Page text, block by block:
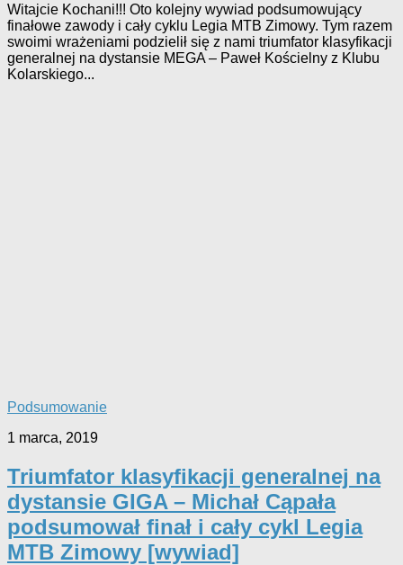
Witajcie Kochani!!! Oto kolejny wywiad podsumowujący
finałowe zawody i cały cyklu Legia MTB Zimowy. Tym razem
swoimi wrażeniami podzielił się z nami triumfator klasyfikacji
generalnej na dystansie MEGA – Paweł Kościelny z Klubu
Kolarskiego...
Podsumowanie
1 marca, 2019
Triumfator klasyfikacji generalnej na
dystansie GIGA – Michał Cąpała
podsumował finał i cały cykl Legia
MTB Zimowy [wywiad]